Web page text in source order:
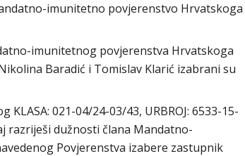
imunitetno povjerenstvo Hrvatskoga
imunitetnog povjerenstva Hrvatskoga
Baradić i Tomislav Klarić izabrani su
021-04/24-03/43, URBROJ: 6533-15-
razriješi dužnosti člana Mandatno-
Povjerenstva izabere zastupnik